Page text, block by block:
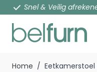
Snel & Veilig
Home /